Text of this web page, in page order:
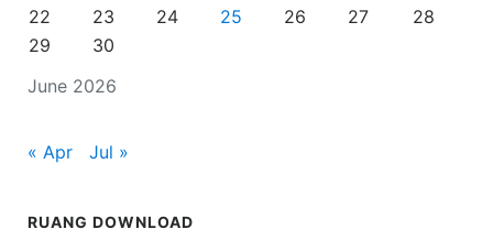
June 2026
22
23 24 25 26 27
28
29
30
« Apr Jul »
RUANG DOWNLOAD